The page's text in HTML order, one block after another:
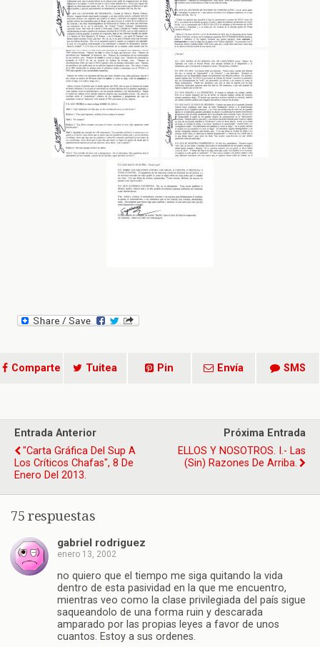
Comparte Tuitea Pin Envía SMS
Entrada Anterior
"Carta Gráfica Del Sup A
Los Críticos Chafas", 8 De
Enero Del 2013.
Próxima Entrada
ELLOS Y NOSOTROS. I.- Las
(sin) Razones De Arriba.
75 respuestas
gabriel rodriguez
enero 13, 2002
no quiero que el tiempo me siga quitando la vida
dentro de esta pasividad en la que me encuentro,
mientras veo como la clase privilegiada del país sigue
saqueandolo de una forma ruin y descarada
amparado por las propias leyes a favor de unos
cuantos. Estoy a sus ordenes.